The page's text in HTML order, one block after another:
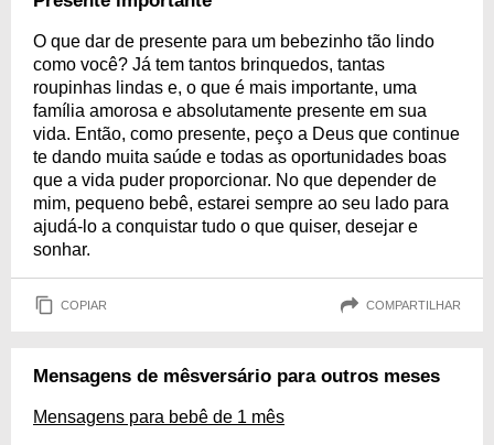
O que dar de presente para um bebezinho tão lindo
como você? Já tem tantos brinquedos, tantas
roupinhas lindas e, o que é mais importante, uma
família amorosa e absolutamente presente em sua
vida. Então, como presente, peço a Deus que continue
te dando muita saúde e todas as oportunidades boas
que a vida puder proporcionar. No que depender de
mim, pequeno bebê, estarei sempre ao seu lado para
ajudá-lo a conquistar tudo o que quiser, desejar e
sonhar.
COPIAR COMPARTILHAR
Mensagens de mêsversário para outros meses
Mensagens para bebê de 1 mês